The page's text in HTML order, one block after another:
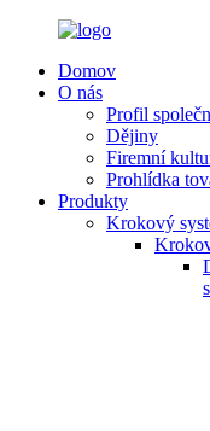
Domov
O nás
Profil
Dějiny
Firemní
Prohlídka
Produkty
Krokový